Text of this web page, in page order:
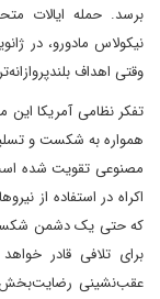
برسد. حمله ایالات
نیکولاس مادورو، در
وقتی اهداف
تفکر نظامی آمریکا
همواره به شکست و
مصنوعی تقویت شده
اکراه در استفاده از
که حتی یک دشمن شکست
برای تلافی قادر
عقب‌نشینی رضایت‌بخش